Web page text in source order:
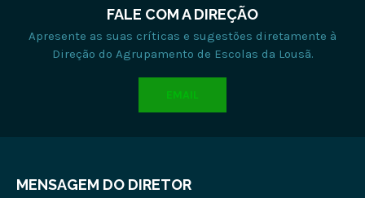
FALE COM A DIREÇÃO
Apresente as suas críticas e sugestões diretamente à
Direção do Agrupamento de Escolas da Lousã.
EMAIL
MENSAGEM DO DIRETOR